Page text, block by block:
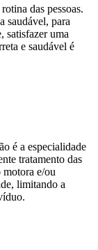
das pessoas.
saudável, para
satisfazer uma
e saudável é
é a especialidade
tratamento das
motora e/ou
limitando a